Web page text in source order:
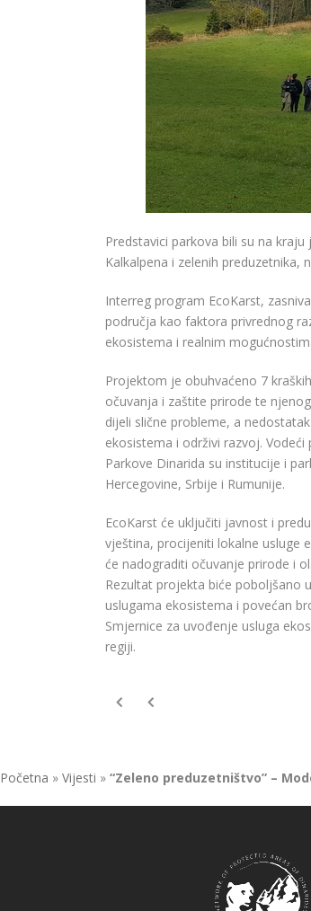
Predstavici parkova bili su na
Kalkalpena i zelenih
Interreg program EcoKarst,
područja kao faktora privrednog
ekosistema i realnim
Projektom je obuhvaćeno 7
očuvanja i zaštite prirode te
dijeli slične probleme, a
ekosistema i održivi razvoj.
Parkove Dinarida su institucije i
Hercegovine, Srbije i Rumunije.
EcoKarst će uključiti javnost i
vještina, procijeniti lokalne usluge
će nadograditi očuvanje prirode i
Rezultat projekta biće poboljšano
uslugama ekosistema i povećan
Smjernice za uvođenje usluga
regiji.
Početna » Vijesti » “Zeleno preduzetništvo” –